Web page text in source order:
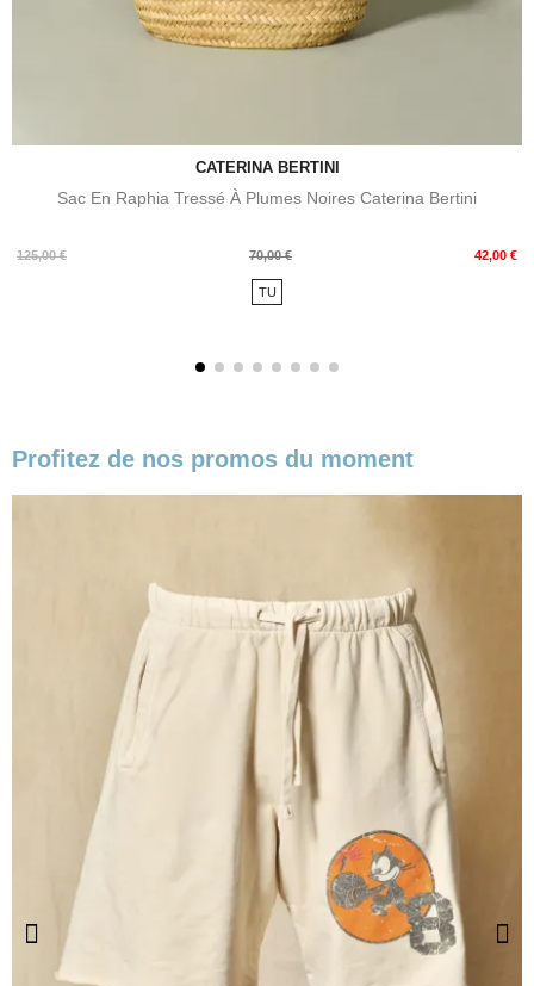
CATERINA BERTINI
Sac En Raphia Tressé À Plumes Noires Caterina Bertini
125,00 €
Prix
70,00 € 42,00 €
Prix
TU
Profitez de nos promos du moment